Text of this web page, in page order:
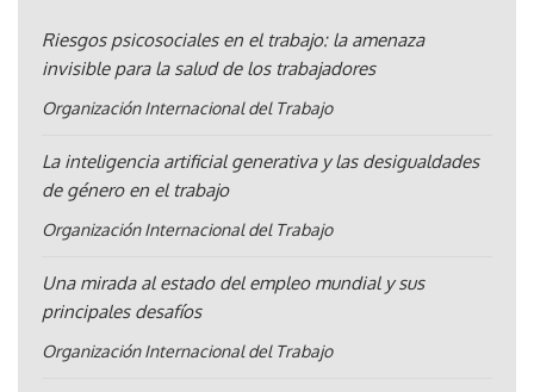
Riesgos psicosociales en el trabajo: la amenaza
invisible para la salud de los trabajadores
Organización Internacional del Trabajo
La inteligencia artificial generativa y las desigualdades
de género en el trabajo
Organización Internacional del Trabajo
Una mirada al estado del empleo mundial y sus
principales desafíos
Organización Internacional del Trabajo